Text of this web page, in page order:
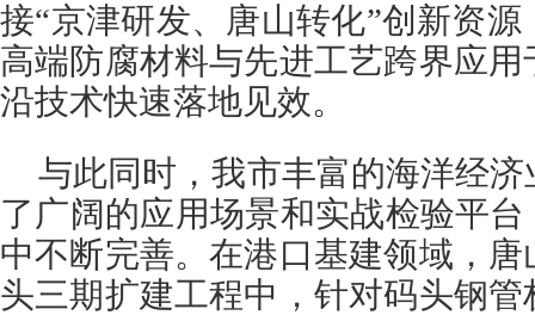
接“京津研发、唐山转化”创新资
高端防腐材料与先进工艺跨界应
沿技术快速落地见效。
与此同时，我市丰富的海洋经
了广阔的应用场景和实战检验平
中不断完善。在港口基建领域，
头三期扩建工程中，针对码头钢